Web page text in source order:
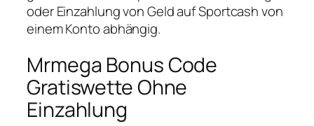
oder Einzahlung von Geld auf Sportcash von
einem Konto abhängig.
Mrmega Bonus Code
Gratiswette Ohne
Einzahlung